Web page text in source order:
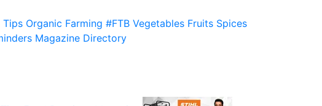
Tips Organic Farming #FTB Vegetables Fruits Spices
Magazine Directory